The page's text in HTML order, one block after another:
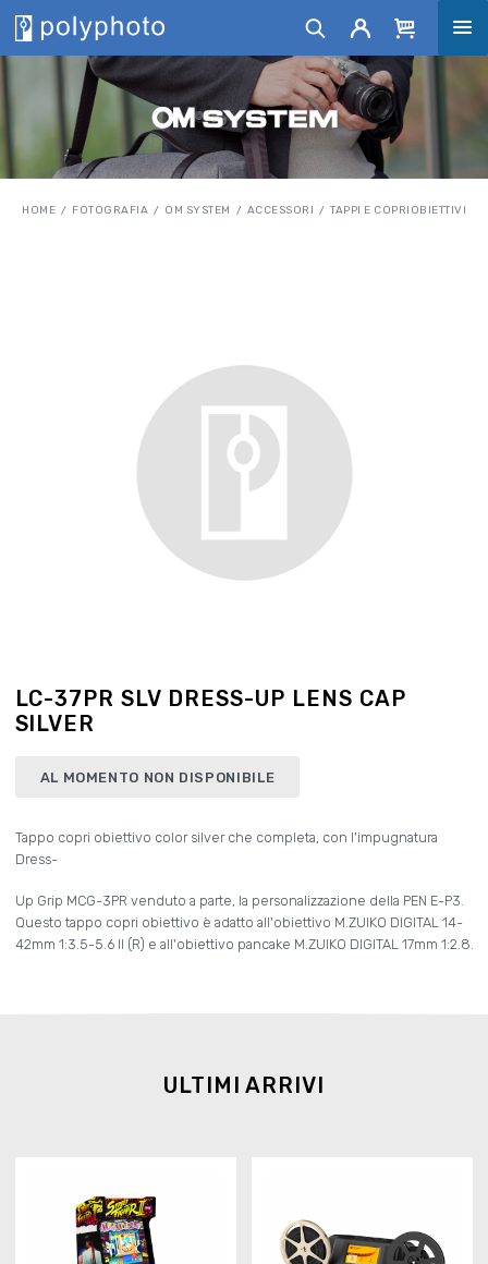
HOME FOTOGRAFIA OM SYSTEM ACCESSORI TAPPI E COPRIOBIETTIVI
LC-37PR SLV DRESS-UP LENS CAP
SILVER
AL MOMENTO NON DISPONIBILE
Tappo copri obiettivo color silver che completa, con l'impugnatura
Dress-
Up Grip MCG-3PR venduto a parte, la personalizzazione della PEN E-P3.
Questo tappo copri obiettivo è adatto all'obiettivo M.ZUIKO DIGITAL 14-
42mm 1:3.5-5.6 II (R) e all'obiettivo pancake M.ZUIKO DIGITAL 17mm 1:2.8.
ULTIMI ARRIVI